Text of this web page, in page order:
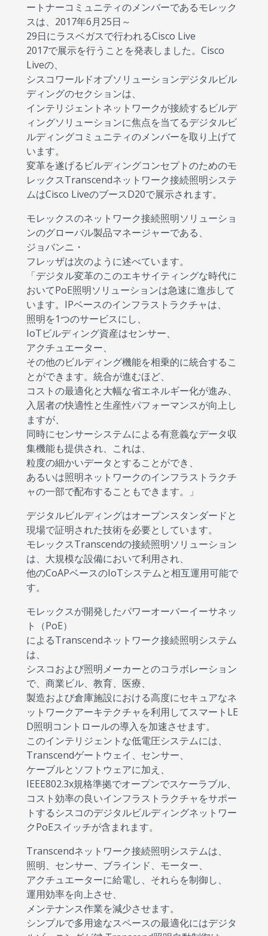
ートナーコミュニティのメンバーであるモレック
スは、2017年6月25日～
29日にラスベガスで行われるCisco Live
2017で展示を行うことを発表しました。Cisco
Liveの、
シスコワールドオブソリューションデジタルビル
ディングのセクションは、
インテリジェントネットワークが接続するビルデ
ィングソリューションに焦点を当てるデジタルビ
ルディングコミュニティのメンバーを取り上げて
います。
変革を遂げるビルディングコンセプトのためのモ
レックスTranscendネットワーク接続照明システ
ムはCisco LiveのブースD20で展示されます。
モレックスのネットワーク接続照明ソリューショ
ンのグローバル製品マネージャーである、
ジョバンニ・
フレッザは次のように述べています。
「デジタル変革のこのエキサイティングな時代に
おいてPoE照明ソリューションは急速に進歩して
います。IPベースのインフラストラクチャは、
照明を1つのサービスにし、
IoTビルディング資産はセンサー、
アクチュエーター、
その他のビルディング機能を相乗的に統合するこ
とができます。統合が進むほど、
コストの最適化と大幅な省エネルギー化が進み、
入居者の快適性と生産性パフォーマンスが向上し
ますが、
同時にセンサーシステムによる有意義なデータ収
集機能も提供され、これは、
粒度の細かいデータとすることができ、
あるいは照明ネットワークのインフラストラクチ
ャの一部で配布することもできます。」
デジタルビルディングはオープンスタンダードと
現場で証明された技術を必要としています。
モレックスTranscendの接続照明ソリューション
は、大規模な設備において利用され、
他のCoAPベースのIoTシステムと相互運用可能で
す。
モレックスが開発したパワーオーバーイーサネッ
ト（PoE）
によるTranscendネットワーク接続照明システム
は、
シスコおよび照明メーカーとのコラボレーション
で、商業ビル、教育、医療、
製造および倉庫施設における高度にセキュアなネ
ットワークアーキテクチャを利用してスマートLE
D照明コントロールの導入を加速させます。
このインテリジェントな低電圧システムには、
Transcendゲートウェイ、センサー、
ケーブルとソフトウェアに加え、
IEEE802.3x規格準拠でオープンでスケーラブル、
コスト効率の良いインフラストラクチャをサポー
トするシスコのデジタルビルディングネットワー
クPoEスイッチが含まれます。
Transcendネットワーク接続照明システムは、
照明、センサー、ブラインド、モーター、
アクチュエーターに給電し、それらを制御し、
運用効率を向上させ、
メンテナンス作業を減少させます。
シンプルで多用途なスペースの最適化にはデジタ